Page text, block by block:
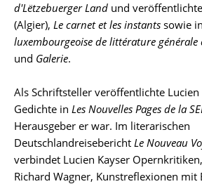
d'Lëtzebuerger Land und
(Algier), Le carnet et les instants sowie in
luxembourgeoise de littérature générale
und Galerie.
Als Schriftsteller veröffentlichte
Gedichte in Les Nouvelles Pages de la
Herausgeber er war. Im literarischen
Deutschlandreisebericht Le Nouveau
verbindet Lucien Kayser
Richard Wagner, Kunstreflexionen mit